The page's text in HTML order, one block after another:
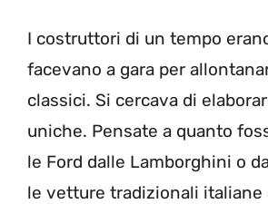
I costruttori di un tempo
facevano a gara per
classici. Si cercava di
uniche. Pensate a quanto
le Ford dalle Lamborghini o
le vetture tradizionali italiane